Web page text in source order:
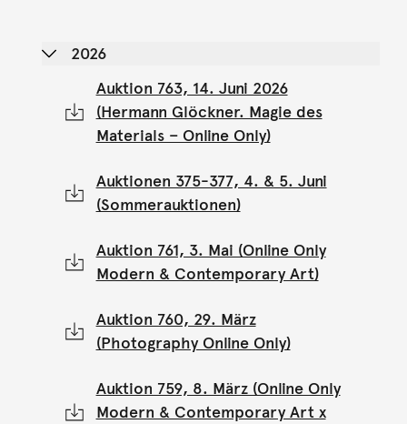
2026
Auktion 763, 14. Juni 2026
(Hermann Glöckner. Magie des
Materials – Online Only)
Auktionen 375-377, 4. & 5. Juni
(Sommerauktionen)
Auktion 761, 3. Mai (Online Only
Modern & Contemporary Art)
Auktion 760, 29. März
(Photography Online Only)
Auktion 759, 8. März (Online Only
Modern & Contemporary Art x